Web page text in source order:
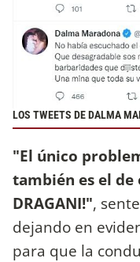
LOS TWEETS DE DALMA
"El único
también es el de
DRAGANI!",
dejando en
para que la